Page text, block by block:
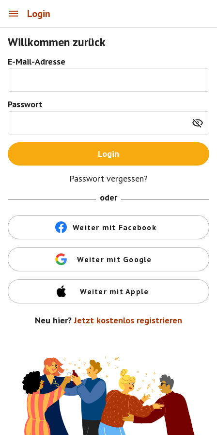
Login
Willkommen zurück
E-Mail-Adresse
Passwort
Login
Passwort vergessen?
oder
Weiter mit Facebook
Weiter mit Google
Weiter mit Apple
Neu hier? Jetzt kostenlos registrieren